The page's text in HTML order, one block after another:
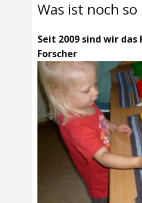
Was ist noch
Seit 2009 sind wir
Forscher